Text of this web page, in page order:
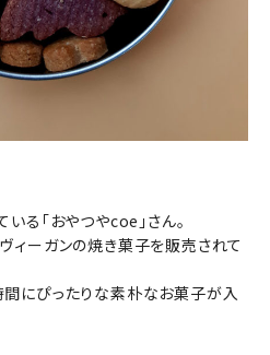
る「おやつやcoe」さん。
ィーガンの焼き菓子を販売されて
にぴったりな素朴なお菓子が入